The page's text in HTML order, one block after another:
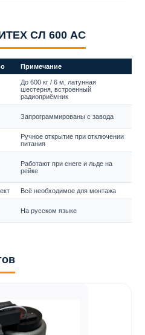
СЛ 600 AC
Примечание
До 600 кг / 6 м, латунная
шестерня, встроенный
радиоприёмник
Запрограммированы с завода
Ручное открытие при отключении
питания
Работают при снеге и льде на
рейке
Всё необходимое для монтажа
На русском языке